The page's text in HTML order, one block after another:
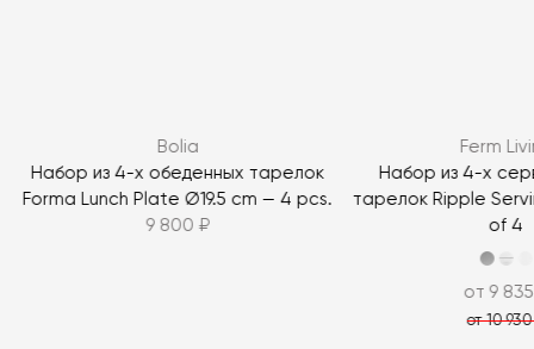
Bolia
Набор из 4-х обеденных тарелок
Forma Lunch Plate Ø19.5 cm — 4 pcs.
9 800 ₽
Ferm
Набор из 4-х
тарелок Ripple
of 4
от 9
от 10